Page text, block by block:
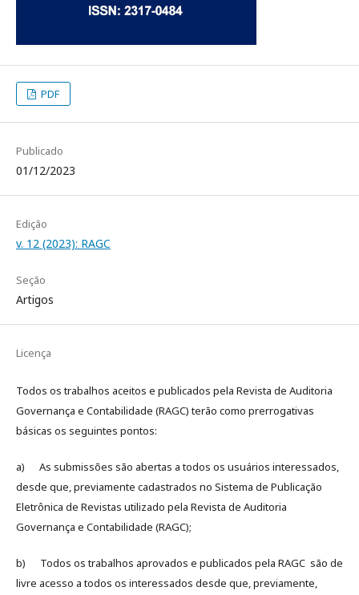
PDF
Publicado
01/12/2023
Edição
v. 12 (2023): RAGC
Seção
Artigos
Licença
Todos os trabalhos aceitos e publicados pela Revista de Auditoria
Governança e Contabilidade (RAGC) terão como prerrogativas
básicas os seguintes pontos:
a) As submissões são abertas a todos os usuários interessados,
desde que, previamente cadastrados no Sistema de Publicação
Eletrônica de Revistas utilizado pela Revista de Auditoria
Governança e Contabilidade (RAGC);
b) Todos os trabalhos aprovados e publicados pela RAGC são de
livre acesso a todos os interessados desde que, previamente,